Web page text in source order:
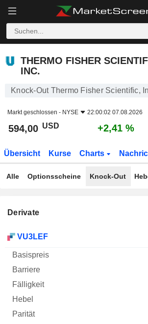
THERMO FISHER
INC.
Knock-Out Thermo Fisher Scientific,
Markt geschlossen - NYSE 22:00:02 07.08.2026
594,00 USD +2,41 %
Übersicht Kurse Charts
Alle Optionsscheine Knock-Out
Derivate
VU3LEF